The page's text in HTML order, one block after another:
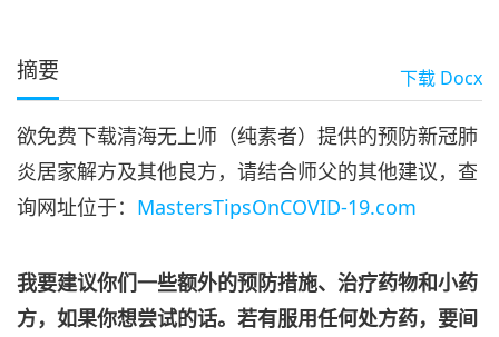
摘要 下载 Docx
欲免费下载清海无上师（纯素者）提供的预防新冠肺
炎居家解方及其他良方，请结合师父的其他建议，查
询网址位于： MastersTipsOnCOVID-19.com
我要建议你们一些额外的预防措施、治疗药物和小药
方，如果你想尝试的话。若有服用任何处方药，要间